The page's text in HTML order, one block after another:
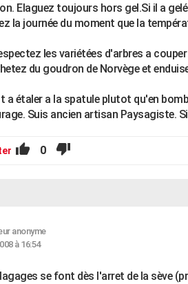
Elaguez toujours hors gel.Si il a
la journée du moment que la
les variétées d'arbres a
du goudron de Norvège et
a étaler a la spatule plutot qu'en
Suis ancien artisan Paysagiste.
0
anonyme
à 16:54
se font dès l'arret de la sève